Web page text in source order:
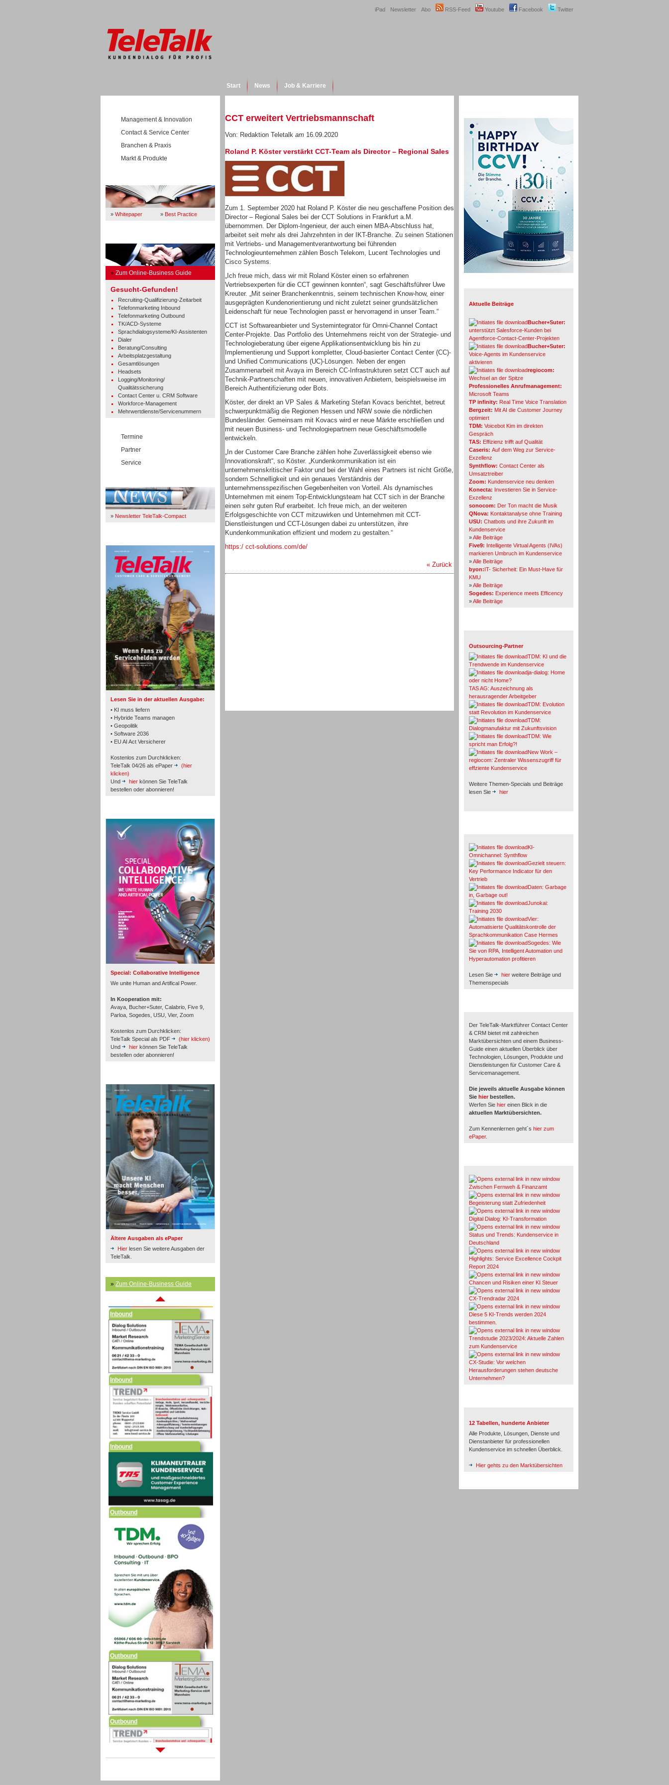
Twitter
Facebook
Youtube
RSS-Feed
Abo
Newsletter
iPad
Start News Job & Karriere
Management & Innovation
Contact & Service Center
Branchen & Praxis
Markt & Produkte
» Whitepaper » Best Practice
» Zum Online-Business Guide
Gesucht-Gefunden!
Recruiting-Qualifizierung-Zeitarbeit
Telefonmarketing Inbound
Telefonmarketing Outbound
TK/ACD-Systeme
Sprachdialogsysteme/KI-Assistenten
Dialer
Beratung/Consulting
Arbeitsplatzgestaltung
Gesamtlösungen
Headsets
Logging/Monitoring/
Qualitätssicherung
Contact Center u. CRM Software
Workforce-Management
Mehrwertdienste/Servicenummern
Termine
Partner
Service
» Newsletter TeleTalk-Compact
Lesen Sie in der aktuellen Ausgabe:
• KI muss liefern
• Hybride Teams managen
• Geopolitik
• Software 2036
• EU AI Act Versicherer
Kostenlos zum Durchklicken:
TeleTalk 04/26 als ePaper
(hier
klicken)
Und
hier können Sie TeleTalk
bestellen oder abonnieren!
Special: Collaborative Intelligence
We unite Human and Artifical Power.
In Kooperation mit:
Avaya, Bucher+Suter, Calabrio, Five 9,
Parloa, Sogedes, USU, Vier, Zoom
Kostenlos zum Durchklicken:
TeleTalk Special als PDF
(hier klicken)
Und
hier können Sie TeleTalk
bestellen oder abonnieren!
Ältere Ausgaben als ePaper
Hier lesen Sie weitere Ausgaben der
TeleTalk.
» Zum Online-Business Guide
TK- und ACD-Systeme
Workforce-Management
Personal
Inbound
Inbound
Inbound
Inbound
Inbound
Outbound
Outbound
CCT erweitert Vertriebsmannschaft
Von: Redaktion Teletalk am 16.09.2020
Roland P. Köster verstärkt CCT-Team als Director – Regional Sales
Zum 1. September 2020 hat Roland P. Köster die neu geschaffene Position des
Director – Regional Sales bei der CCT Solutions in Frankfurt a.M.
übernommen. Der Diplom-Ingenieur, der auch einen MBA-Abschluss hat,
arbeitet seit mehr als drei Jahrzehnten in der IKT-Branche. Zu seinen Stationen
mit Vertriebs- und Managementverantwortung bei führenden
Technologieunternehmen zählen Bosch Telekom, Lucent Technologies und
Cisco Systems.
„Ich freue mich, dass wir mit Roland Köster einen so erfahrenen
Vertriebsexperten für die CCT gewinnen konnten“, sagt Geschäftsführer Uwe
Kreuter. „Mit seiner Branchenkenntnis, seinem technischen Know-how, einer
ausgeprägten Kundenorientierung und nicht zuletzt seiner grundsätzlichen
Leidenschaft für neue Technologien passt er hervorragend in unser Team.“
CCT ist Softwareanbieter und Systemintegrator für Omni-Channel Contact
Center-Projekte. Das Portfolio des Unternehmens reicht von der Strategie- und
Technologieberatung über eigene Applikationsentwicklung bis hin zu
Implementierung und Support kompletter, Cloud-basierter Contact Center (CC)-
und Unified Communications (UC)-Lösungen. Neben der engen
Zusammenarbeit mit Avaya im Bereich CC-Infrastrukturen setzt CCT auch auf
Technik-Partnerschaften mit neuen, innovativen Anbietern, beispielsweise im
Bereich Authentifizierung oder Bots.
Köster, der direkt an VP Sales & Marketing Stefan Kovacs berichtet, betreut
schwerpunktmäßig die Regionen Hessen und NRW sowie die nördlichen
Bundesländer. Gemeinsam mit Kovacs wird er neue Märkte erschließen und
mit neuen Business- und Technologiepartnern neue Geschäftsmodelle
entwickeln.
„In der Customer Care Branche zählen hohe Zuverlässigkeit ebenso wie
Innovationskraft“, so Köster. „Kundenkommunikation ist ein
unternehmenskritischer Faktor und bei der Wahl eines Partners ist nicht Größe,
sondern Schnelligkeit und ein genaues Verständnis der
unternehmensspezifischen Gegebenheiten von Vorteil. Als dynamisches
Unternehmen mit einem Top-Entwicklungsteam hat CCT sich in der Branche
einen sehr guten Ruf erarbeitet. Ich freue mich, an der weiteren
Erfolgsgeschichte von CCT mitzuwirken und Unternehmen mit CCT-
Dienstleistungen und CCT-Lösungen dabei zu unterstützen, ihre
Kundenkommunikation effizient und modern zu gestalten.“
https:/ cct-solutions.com/de/
« Zurück
Aktuelle Beiträge
Bucher+Suter:
unterstützt Salesforce-Kunden bei
Agentforce-Contact-Center-Projekten
Bucher+Suter:
Voice-Agents im Kundenservice
aktivieren
regiocom:
Wechsel an der Spitze
Professionelles Anrufmanagement:
Microsoft Teams
TP infinity: Real Time Voice Translation
Bergzeit: Mit AI die Customer Journey
optimiert
TDM: Voicebot Kim im direkten
Gespräch
TAS: Effizienz trifft auf Qualität
Caseris: Auf dem Weg zur Service-
Exzellenz
Synthflow: Contact Center als
Umsatztreiber
Zoom: Kundenservice neu denken
Konecta: Investieren Sie in Service-
Exzellenz
sonocom: Der Ton macht die Musik
QNova: Kontaktanalyse ohne Training
USU: Chatbots und ihre Zukunft im
Kundenservice
»Alle Beiträge
Five9: Intelligente Virtual Agents (IVAs)
markieren Umbruch im Kundenservice
»Alle Beiträge
byon:IT- Sicherheit: Ein Must-Have für
KMU
»Alle Beiträge
Sogedes: Experience meets Efficency
»Alle Beiträge
Outsourcing-Partner
TDM: KI und die
Trendwende im Kundenservice
ja-dialog: Home
oder nicht Home?
TAS AG: Auszeichnung als
herausragender Arbeitgeber
TDM: Evolution
statt Revolution im Kundenservice
TDM:
Dialogmanufaktur mit Zukunftsvision
TDM: Wie
spricht man Erfolg?!
New Work –
regiocom: Zentraler Wissenszugriff für
effziente Kundenservice
Weitere Themen-Specials und Beiträge
lesen Sie
hier
KI-
Omnichannel: Synthflow
Gezielt steuern:
Key Performance Indicator für den
Vertrieb
Daten: Garbage
in, Garbage out!
Junokai:
Training 2030
Vier:
Automatisierte Qualitätskontrolle der
Sprachkommunikation Case Hermes
Sogedes: Wie
Sie von RPA, Intelligent Automation und
Hyperautomation profitieren
Lesen Sie hier weitere Beiträge und
Themenspecials
Der TeleTalk-Marktführer Contact Center
& CRM bietet mit zahlreichen
Marktübersichten und einem Business-
Guide einen aktuellen Überblick über
Technologien, Lösungen, Produkte und
Dienstleistungen für Customer Care &
Servicemanagement.
Die jeweils aktuelle Ausgabe können
Sie hier bestellen.
Werfen Sie hier einen Blick in die
aktuellen Marktübersichten.
Zum Kennenlernen geht´s hier zum
ePaper.
Zwischen Fernweh & Finanzamt
Begeisterung statt Zufriedenheit
Digital Dialog: KI-Transformation
Status und Trends: Kundenservice in
Deutschland
Highlights: Service Excellence Cockpit
Report 2024
Chancen und Risiken einer KI Steuer
CX-Trendradar 2024
Diese 5 KI-Trends werden 2024
bestimmen.
Trendstudie 2023/2024: Aktuelle Zahlen
zum Kundenservice
CX-Studie: Vor welchen
Herausforderungen stehen deutsche
Unternehmen?
12 Tabellen, hunderte Anbieter
Alle Produkte, Lösungen, Dienste und
Dienstanbieter für professionellen
Kundenservice im schnellen Überblick.
Hier gehts zu den Marktübersichten